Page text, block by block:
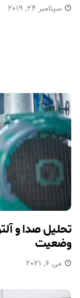
سپتامبر 24, 2019
تحلیل صدا و
وضعیت
می 6, 2021